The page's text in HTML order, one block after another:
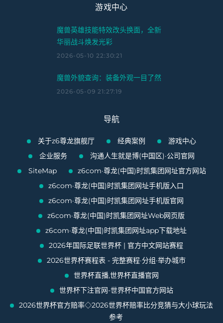
游戏中心
魔兽英雄技能特效改头换面，全新
华丽战斗焕发光彩
2026-05-10 22:30:21
魔兽外貌查询：装备外观一目了然
2026-05-09 21:27:19
导航
关于z6尊龙旗舰厅 经典案例
游戏中心
企业服务
沟通人生就是博(中国区)·公司官网
SiteMap
z6com·尊龙(中国)时凯集团网址官方网站
z6com·尊龙(中国)时凯集团网址手机版入口
z6com·尊龙(中国)时凯集团网址手机版官网
z6com·尊龙(中国)时凯集团网址Web网页版
z6com·尊龙(中国)时凯集团网址app下载地址
2026年国际足联世界杯 | 官方中文网站赛程
2026世界杯赛程表 - 完整赛程·分组·举办城市
世界杯直播,世界杯直播官网
世界杯下注官网-世界杯中国官方网站
2026世界杯官方赔率◇2026世界杯赔率比分竞猜与大小球玩法
参考